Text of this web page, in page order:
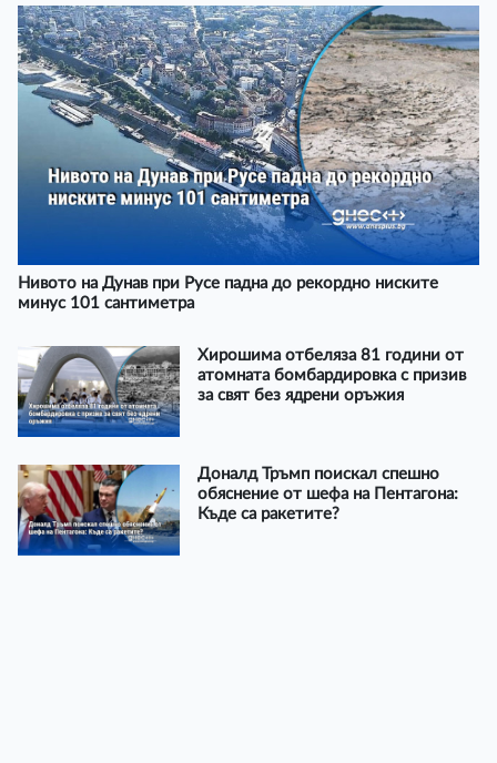
Нивото на Дунав при Русе падна до рекордно ниските
минус 101 сантиметра
Хирошима отбеляза 81 години от
атомната бомбардировка с призив
за свят без ядрени оръжия
Доналд Тръмп поискал спешно
обяснение от шефа на Пентагона:
Къде са ракетите?